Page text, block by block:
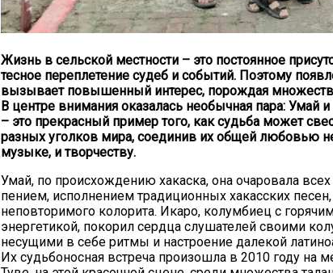
Жизнь в сельской местности – это постоянное
тесное переплетение судеб и событий. Поэтому
вызывает повышенный интерес, порождая
В центре внимания оказалась необычная пара: Умай
– это прекрасный пример того, как судьба может
разных уголков мира, соединив их общей любовью
музыке, и творчеству.
Умай, по происхождению хакаска, она очаровала
пением, исполнением традиционных хакасских
неповторимого колорита. Икаро, колумбиец с
энергетикой, покорил сердца слушателей своими
несущими в себе ритмы и настроение далекой
Их судьбоносная встреча произошла в 2010 году на